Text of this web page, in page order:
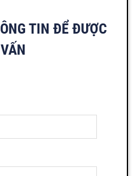
TIN ĐỂ ĐƯỢC